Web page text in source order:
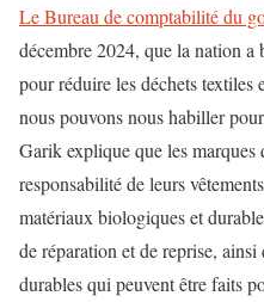
Le Bureau de comptabilité du
décembre 2024, que la nation
pour réduire les déchets
nous pouvons nous habiller
Garik explique que les marques
responsabilité de leurs
matériaux biologiques et
de réparation et de reprise,
durables qui peuvent être faits